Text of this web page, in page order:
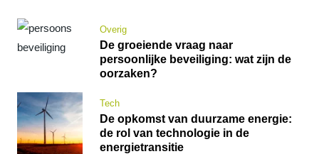
Overig
De groeiende vraag naar
persoonlijke beveiliging: wat zijn de
oorzaken?
Tech
De opkomst van duurzame energie:
de rol van technologie in de
energietransitie